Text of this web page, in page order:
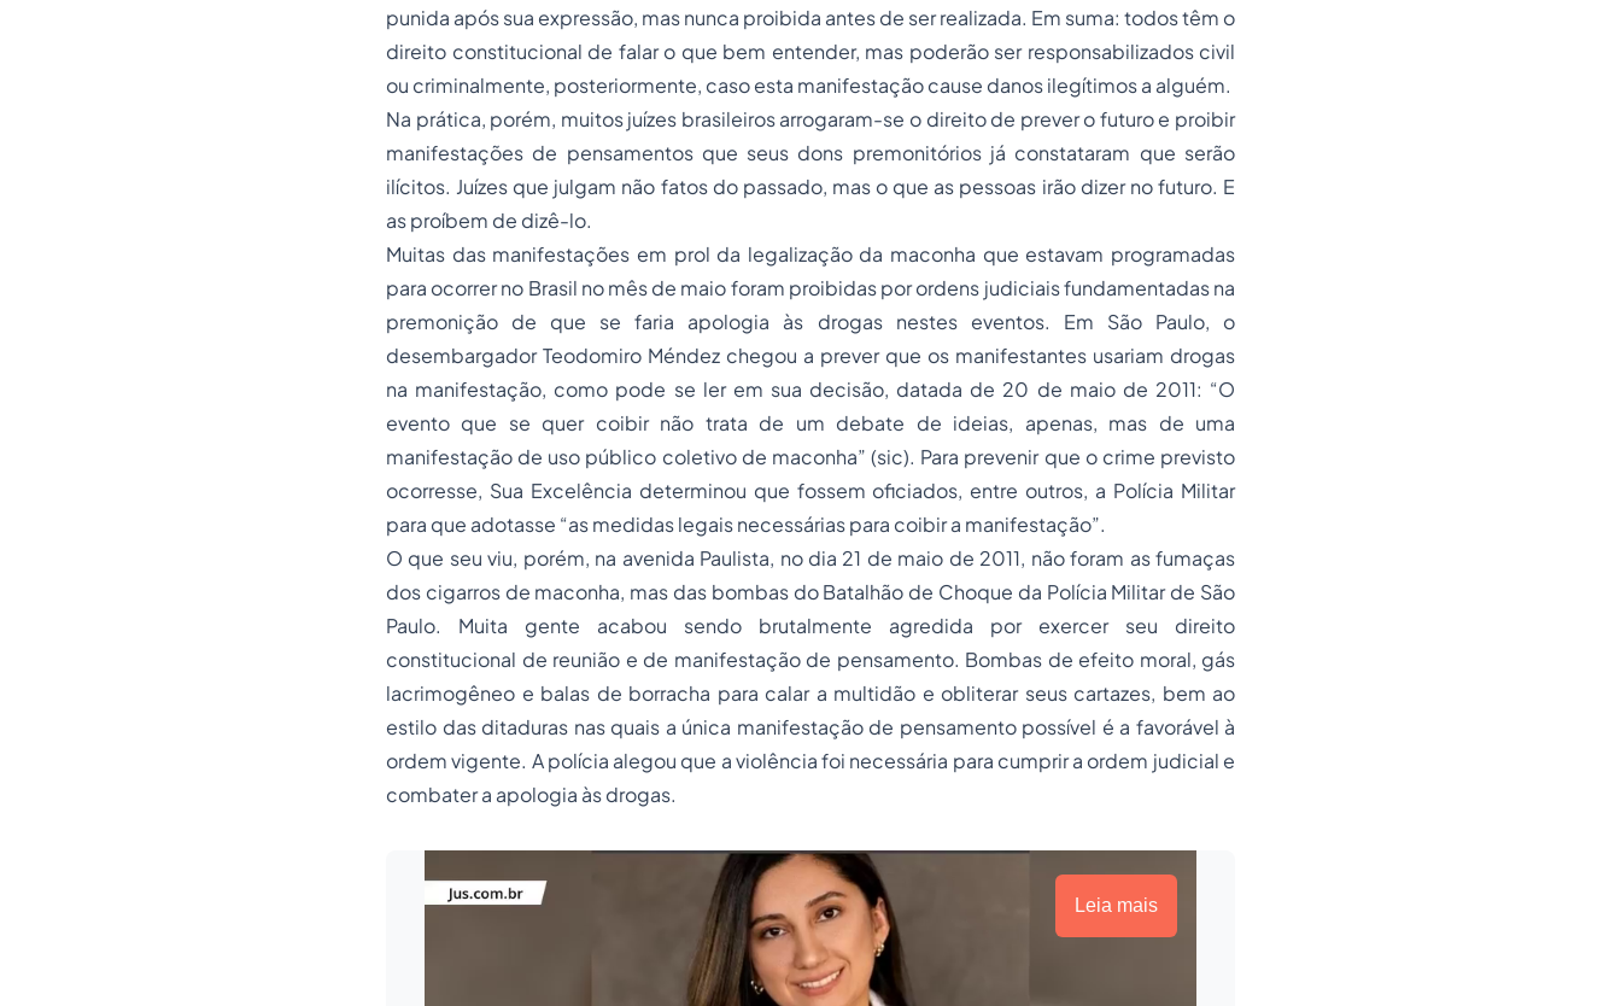
punida após sua expressão, mas nunca proibida antes de ser realizada. Em suma: todos têm o
direito constitucional de falar o que bem entender, mas poderão ser responsabilizados civil
ou criminalmente, posteriormente, caso esta manifestação cause danos ilegítimos a alguém.
Na prática, porém, muitos juízes brasileiros arrogaram-se o direito de prever o futuro e proibir
manifestações de pensamentos que seus dons premonitórios já constataram que serão
ilícitos. Juízes que julgam não fatos do passado, mas o que as pessoas irão dizer no futuro. E
as proíbem de dizê-lo.
Muitas das manifestações em prol da legalização da maconha que estavam programadas
para ocorrer no Brasil no mês de maio foram proibidas por ordens judiciais fundamentadas na
premonição de que se faria apologia às drogas nestes eventos. Em São Paulo, o
desembargador Teodomiro Méndez chegou a prever que os manifestantes usariam drogas
na manifestação, como pode se ler em sua decisão, datada de 20 de maio de 2011: “O
evento que se quer coibir não trata de um debate de ideias, apenas, mas de uma
manifestação de uso público coletivo de maconha” (sic). Para prevenir que o crime previsto
ocorresse, Sua Excelência determinou que fossem oficiados, entre outros, a Polícia Militar
para que adotasse “as medidas legais necessárias para coibir a manifestação”.
O que seu viu, porém, na avenida Paulista, no dia 21 de maio de 2011, não foram as fumaças
dos cigarros de maconha, mas das bombas do Batalhão de Choque da Polícia Militar de São
Paulo. Muita gente acabou sendo brutalmente agredida por exercer seu direito
constitucional de reunião e de manifestação de pensamento. Bombas de efeito moral, gás
lacrimogêneo e balas de borracha para calar a multidão e obliterar seus cartazes, bem ao
estilo das ditaduras nas quais a única manifestação de pensamento possível é a favorável à
ordem vigente. A polícia alegou que a violência foi necessária para cumprir a ordem judicial e
combater a apologia às drogas.
Leia mais